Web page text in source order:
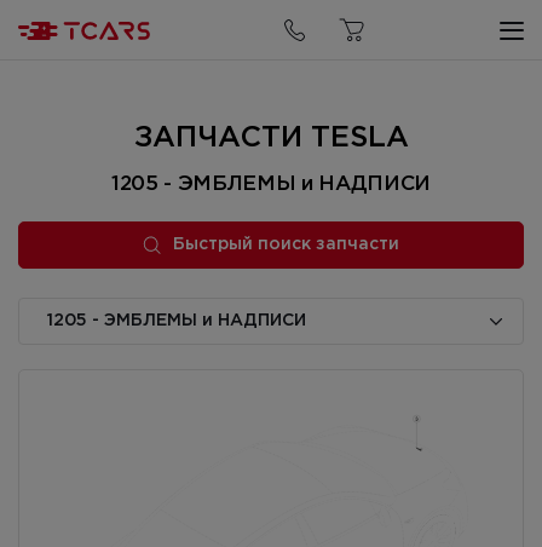
ЗАПЧАСТИ TESLA
1205 - ЭМБЛЕМЫ и НАДПИСИ
Быстрый поиск запчасти
Быстрый поиск запчасти